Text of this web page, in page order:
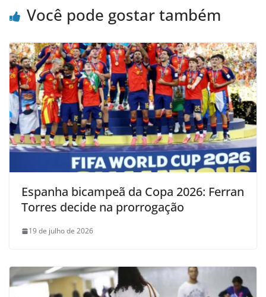
Você pode gostar também
Espanha bicampeã da Copa 2026: Ferran
Torres decide na prorrogação
19 de julho de 2026